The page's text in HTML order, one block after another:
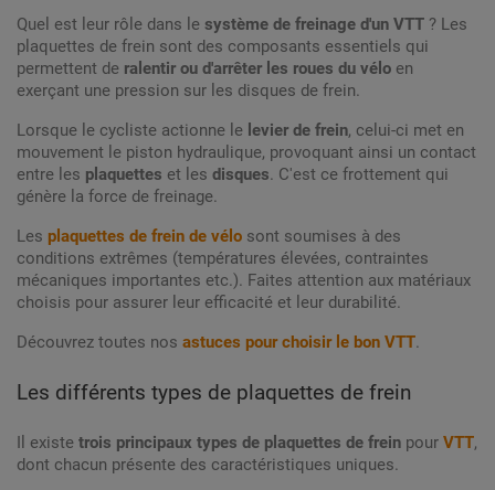
Quel est leur rôle dans le système de freinage d'un VTT ? Les
plaquettes de frein sont des composants essentiels qui
permettent de ralentir ou d'arrêter les roues du vélo en
exerçant une pression sur les disques de frein.
Lorsque le cycliste actionne le levier de frein, celui-ci met en
mouvement le piston hydraulique, provoquant ainsi un contact
entre les plaquettes et les disques. C'est ce frottement qui
génère la force de freinage.
Les plaquettes de frein de vélo sont soumises à des
conditions extrêmes (températures élevées, contraintes
mécaniques importantes etc.). Faites attention aux matériaux
choisis pour assurer leur efficacité et leur durabilité.
Découvrez toutes nos astuces pour choisir le bon VTT.
Les différents types de plaquettes de frein
Il existe trois principaux types de plaquettes de frein pour VTT,
dont chacun présente des caractéristiques uniques.